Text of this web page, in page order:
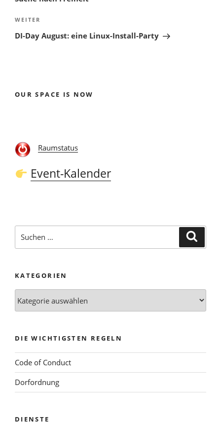
Nächster
Beitrag
WEITER
DI-Day August: eine Linux-Install-Party
OUR SPACE IS NOW
Raumstatus
Event-Kalender
nach:
KATEGORIEN
DIE WICHTIGSTEN REGELN
Code of Conduct
Dorfordnung
DIENSTE